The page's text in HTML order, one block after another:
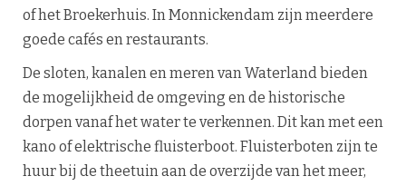
of het Broekerhuis. In Monnickendam zijn meerdere
goede cafés en restaurants.
De sloten, kanalen en meren van Waterland bieden
de mogelijkheid de omgeving en de historische
dorpen vanaf het water te verkennen. Dit kan met een
kano of elektrische fluisterboot. Fluisterboten zijn te
huur bij de theetuin aan de overzijde van het meer,